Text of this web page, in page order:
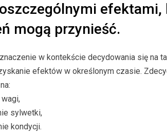
mogą przynieść.
w kontekście decydowania się na
efektów w określonym czasie.
sylwetki,
kondycji.